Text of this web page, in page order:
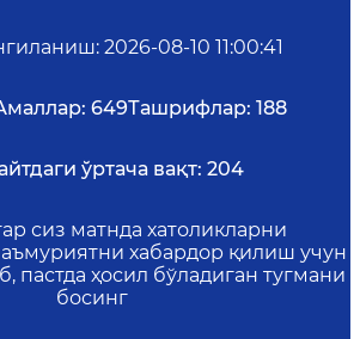
: 2026-08-10 11:00:41
649Ташрифлар: 188
ўртача вақт: 204
сиз матнда хатоликларни
хабардор қилиш учун
пастда ҳосил бўладиган тугмани
босинг